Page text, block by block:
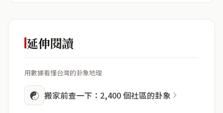
延伸閱讀
用數據看懂台灣的卦象地理
☯ 搬家前查一下：2,400 個社區的卦象